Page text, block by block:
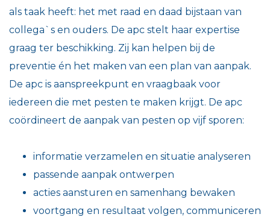
als taak heeft: het met raad en daad bijstaan van
collega`s en ouders. De apc stelt haar expertise
graag ter beschikking. Zij kan helpen bij de
preventie én het maken van een plan van aanpak.
De apc is aanspreekpunt en vraagbaak voor
iedereen die met pesten te maken krijgt. De apc
coördineert de aanpak van pesten op vijf sporen:
informatie verzamelen en situatie analyseren
passende aanpak ontwerpen
acties aansturen en samenhang bewaken
voortgang en resultaat volgen, communiceren